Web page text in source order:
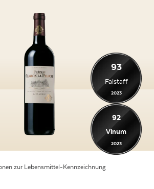
zur Lebensmittel-Kennzeichnung
93
Falstaff
2023
92
Vinum
2023